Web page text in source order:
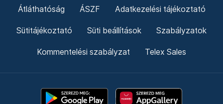
Átláthatóság ÁSZF Adatkezelési tájékoztató
Sütitájékoztató Süti beállítások Szabályzatok
Kommentelési szabályzat Telex Sales